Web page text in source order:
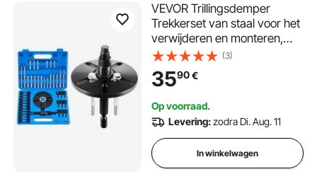
VEVOR Trillingsdemper
Trekkerset van staal voor het
verwijderen en monteren,
gereedschapset voor
balansassen, vliegwielen,
krukaspoelies, stuurwielen
(3)
3590€
Op voorraad.
Levering:zodra Di. Aug. 11
In winkelwagen